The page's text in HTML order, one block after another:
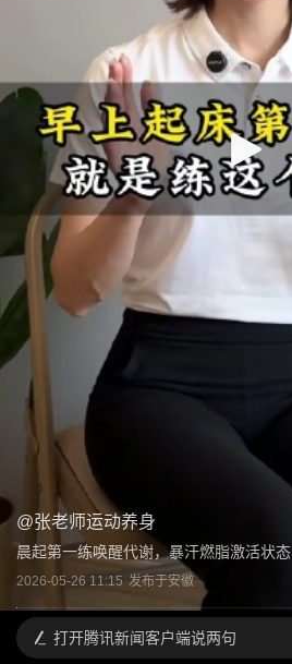
@张老师运动养身
晨起第一练唤醒代谢，暴汗燃脂激活状态
2026-05-26 11:15 发布于安徽
打开腾讯新闻客户端说两句